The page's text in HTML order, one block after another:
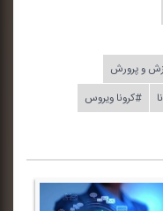
و پرورش
#كرونا ویروس